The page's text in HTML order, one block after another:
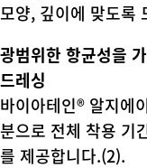
모양, 깊이에 맞도록
광범위한 항균성을
드레싱
바이아테인® 알지에
분으로 전체 착용 기
를 제공합니다.(2).